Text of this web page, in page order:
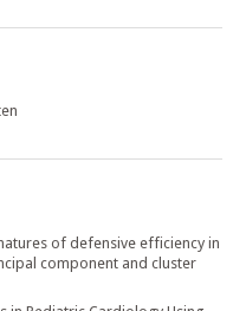
of defensive efficiency in
component and cluster